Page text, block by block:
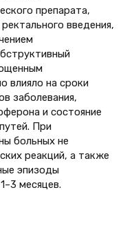
препарата,
введения,
влияло на сроки
заболевания,
и состояние
При
больных не
реакций, а также
эпизоды
месяцев.